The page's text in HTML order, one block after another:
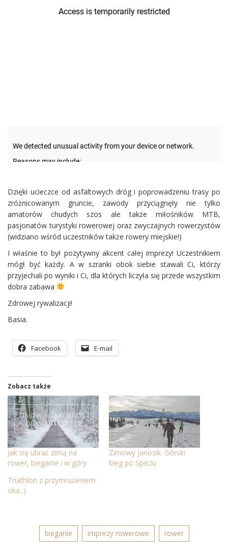
Dzięki ucieczce od asfaltowych dróg i poprowadzeniu trasy po
zróżnicowanym gruncie, zawody przyciągnęły nie tylko
amatorów chudych szos ale także miłośników MTB,
pasjonatów turystyki rowerowej oraz zwyczajnych rowerzystów
(widziano wśród uczestników także rowery miejskie!)
I właśnie to był pozytywny akcent całej imprezy! Uczestnikiem
mógł być każdy. A w szranki obok siebie stawali Ci, którzy
przyjechali po wyniki i Ci, dla których liczyła się przede wszystkim
dobra zabawa
Zdrowej rywalizacji!
Basia.
Facebook E-mail
Zobacz także
Jak się ubrać zimą na
rower, bieganie i w góry
Zimowy Janosik. Górski
bieg po Spiszu
Triathlon z przymrużeniem
oka ;)
bieganie imprezy rowerowe rower